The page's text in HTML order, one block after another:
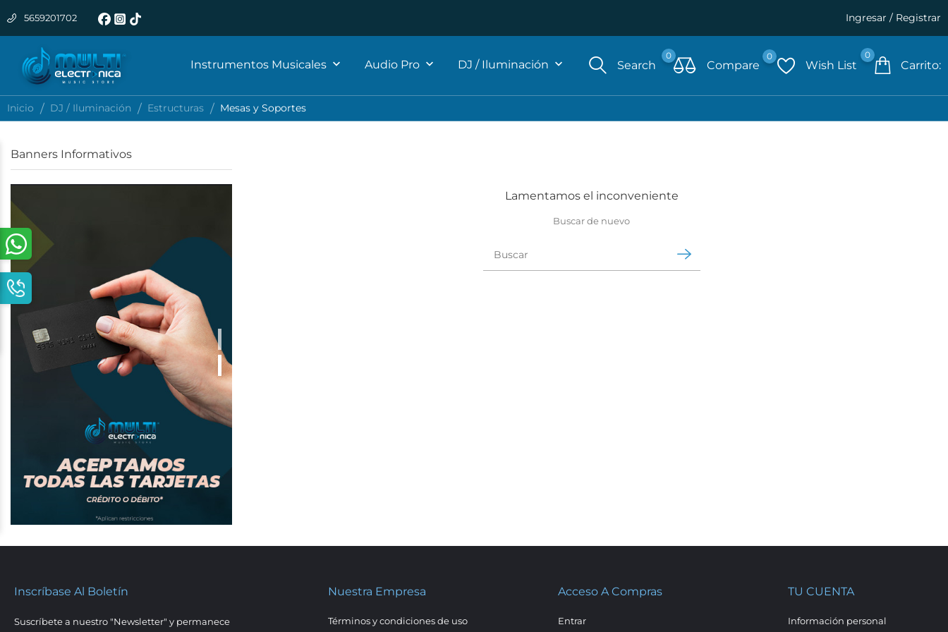
5659201702 Ingresar / Registrar
Instrumentos Musicales Audio Pro DJ / Iluminación Search
0
Compare
0
Wish List
0
Carrito:
Inicio DJ / Iluminación Estructuras Mesas y Soportes
Banners Informativos
Lamentamos el inconveniente
Buscar de nuevo
Inscríbase Al Boletín
Suscríbete a nuestro "Newsletter" y permanece
Nuestra Empresa
Términos y condiciones de uso
Acceso A Compras
Entrar
TU CUENTA
Información personal